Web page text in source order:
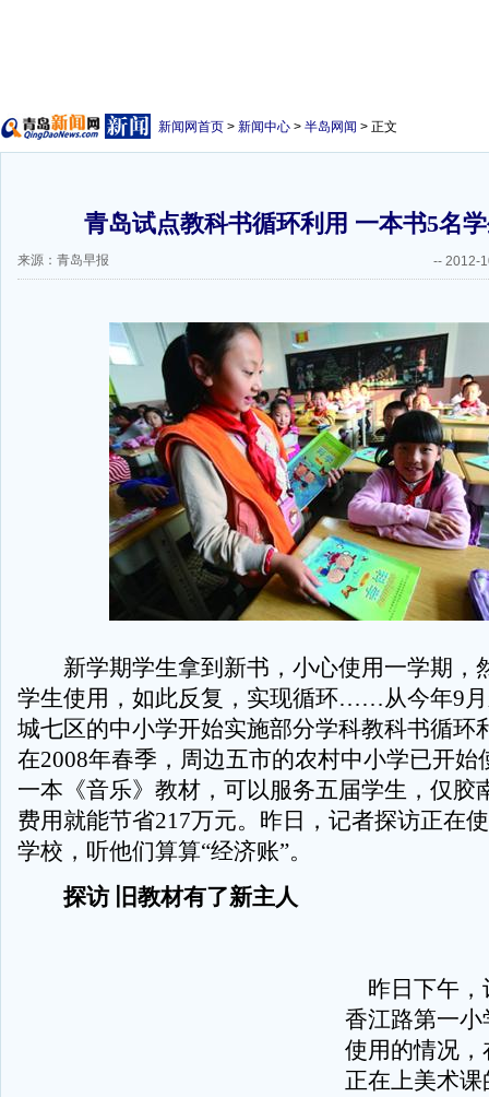
新闻网首页 > 新闻中心 > 半岛网闻 > 正文
青岛试点教科书循环利用 一本书5名
来源：青岛早报 -- 2012-
新学期学生拿到新书，小心使用一学期，
学生使用，如此反复，实现循环……从今年9
城七区的中小学开始实施部分学科教科书循环
在2008年春季，周边五市的农村中小学已开始
一本《音乐》教材，可以服务五届学生，仅胶
费用就能节省217万元。昨日，记者探访正在
学校，听他们算算“经济账”。
探访 旧教材有了新主人
昨日下午，
香江路第一
使用的情况
正在上美术